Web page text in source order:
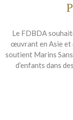
Le FDBDA
œuvrant en Asie et
soutient Marins
d’enfants dans